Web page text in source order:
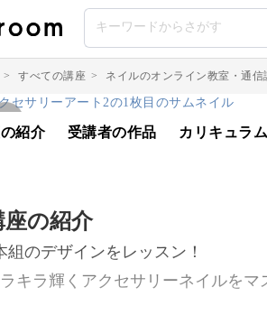
> すべての講座 > ネイルのオンライン教室・通信
紹介 受講者の作品 カリキュラム
座の紹介
組のデザインをレッスン！
キラ輝くアクセサリーネイルをマ